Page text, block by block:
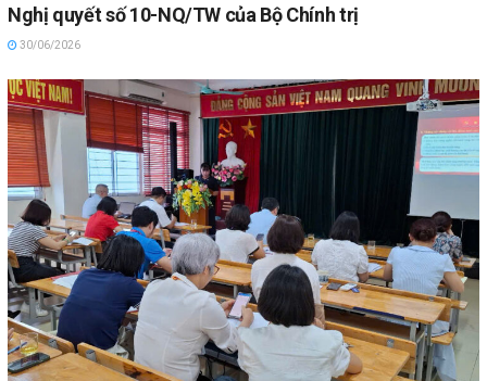
Nghị quyết số 10-NQ/TW của Bộ Chính trị
30/06/2026